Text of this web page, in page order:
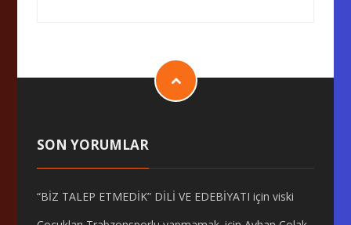
SON YORUMLAR
“BİZ TALEP ETMEDİK” DİLİ VE EDEBİYATI içinviski